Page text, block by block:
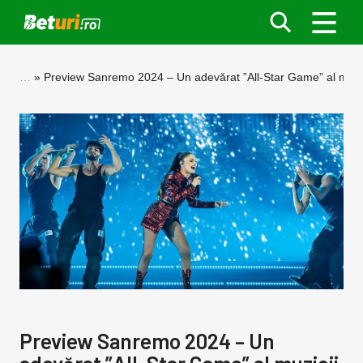
Preview Sanremo 2024 – Un adevărat ”All-Star Game” al
Preview Sanremo 2024 – Un